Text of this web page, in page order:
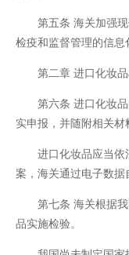
第五条 海关加强
检疫和监督管理的信息
第二章 进口化妆
第六条 进口化妆
实申报，并随附相关材
进口化妆品应当
案，海关通过电子数据
第七条 海关根据
品实施检验。